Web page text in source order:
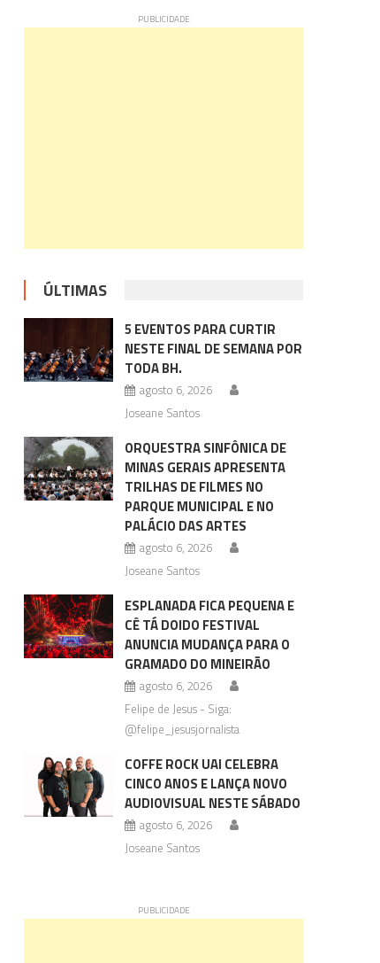
ÚLTIMAS
5 EVENTOS PARA CURTIR
NESTE FINAL DE SEMANA POR
TODA BH.
agosto 6, 2026
Joseane Santos
ORQUESTRA SINFÔNICA DE
MINAS GERAIS APRESENTA
TRILHAS DE FILMES NO
PARQUE MUNICIPAL E NO
PALÁCIO DAS ARTES
agosto 6, 2026
Joseane Santos
ESPLANADA FICA PEQUENA E
CÊ TÁ DOIDO FESTIVAL
ANUNCIA MUDANÇA PARA O
GRAMADO DO MINEIRÃO
agosto 6, 2026
Felipe de Jesus - Siga:
@felipe_jesusjornalista
COFFE ROCK UAI CELEBRA
CINCO ANOS E LANÇA NOVO
AUDIOVISUAL NESTE SÁBADO
agosto 6, 2026
Joseane Santos